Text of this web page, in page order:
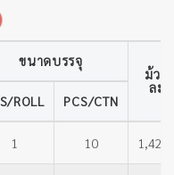
ขนาดบรรจุ
ม้วน
ละ
ROLL PCS/CTN
1 10